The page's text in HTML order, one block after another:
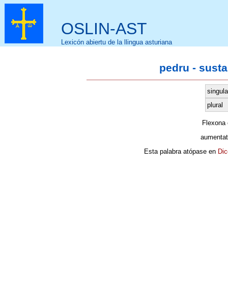
OSLIN-AST
Lexicón abiertu de la llingua asturiana
pedru -
plural
Esta palabra atópase en